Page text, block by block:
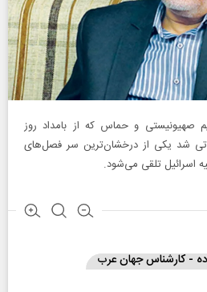
صهیونیستی و حماس که از بامداد روز
عملیاتی شد یکی از درخشان‌ترین سر فصل‌های
اسرائیل تلقی می‌شود.
- ‌کارشناس جهان عرب